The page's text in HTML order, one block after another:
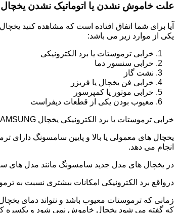
علت خاموش نشدن یا اتوماتیک نشدن
آیا برای شما اتفاق افتاده است که مشاهده
یکی از موارد زیر می باشد:
خرابی ترموستات یا برد الکترونیکی
خرابی سنسور دما
نشت گاز
خرابی فن یخچال یا فریزر
خرابی موتور یا کمپرسور
معیوب بودن یکی از قطعات دیفراست
خرابی ترموستات یا برد الکترونیکی یخچال SAMSUNG
یخچال های معمولی یا بالا و پایین سامسونگ
انجام می دهد.
در یخچال های مدل جدید سامسونگ مانند مدل های
درواقع برد الکترونیکی امکانات بیشتری نسبت به
زمانی که ترموستات معیوب باشد و نتواند دمای
که گفته می شود یخچال خاموش نمی شود و یکسره